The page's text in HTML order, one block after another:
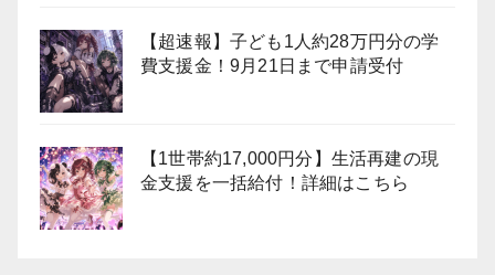
【超速報】子ども1人約28万円分の学
費支援金！9月21日まで申請受付
【1世帯約17,000円分】生活再建の現
金支援を一括給付！詳細はこちら